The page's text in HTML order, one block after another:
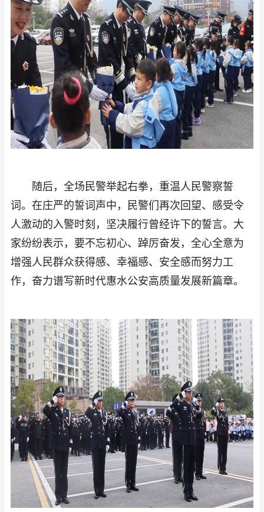
随后，全场民警举起右拳，重温人民警察誓
词。在庄严的誓词声中，民警们再次回望、感受令
人激动的入警时刻，坚决履行曾经许下的誓言。大
家纷纷表示，要不忘初心、踔厉奋发，全心全意为
增强人民群众获得感、幸福感、安全感而努力工
作，奋力谱写新时代惠水公安高质量发展新篇章。